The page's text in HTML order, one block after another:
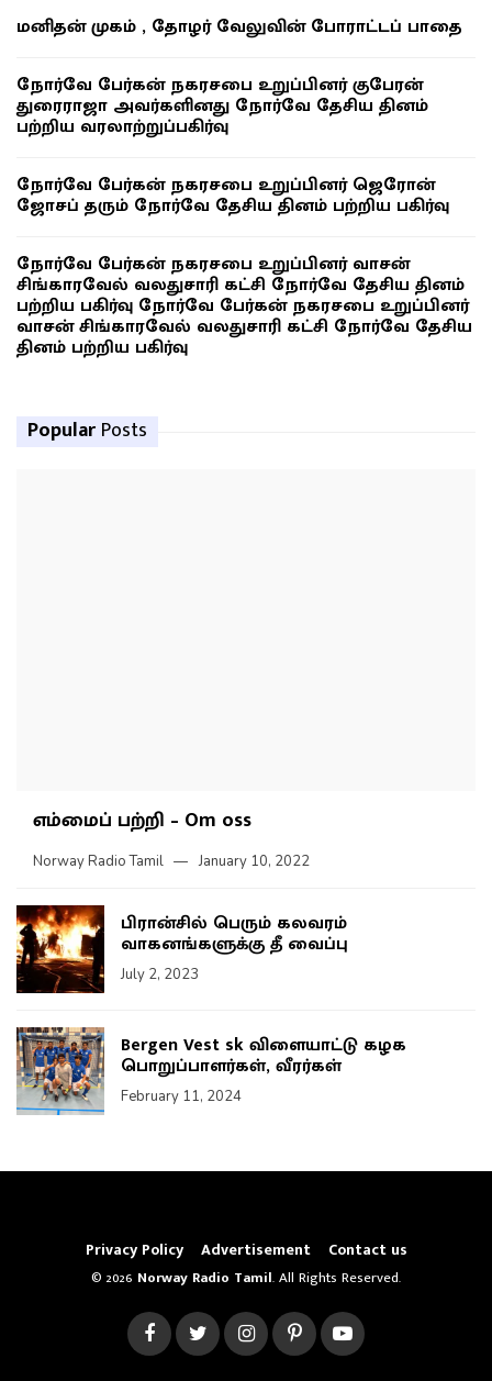
மனிதன் முகம் , தோழர் வேலுவின் போராட்டப் பாதை
நோர்வே பேர்கன் நகரசபை உறுப்பினர் குபேரன்
துரைராஜா அவர்களினது நோர்வே தேசிய தினம்
பற்றிய வரலாற்றுப்பகிர்வு
நோர்வே பேர்கன் நகரசபை உறுப்பினர் ஜெரோன்
ஜோசப் தரும் நோர்வே தேசிய தினம் பற்றிய பகிர்வு
நோர்வே பேர்கன் நகரசபை உறுப்பினர் வாசன்
சிங்காரவேல் வலதுசாரி கட்சி நோர்வே தேசிய தினம்
பற்றிய பகிர்வு நோர்வே பேர்கன் நகரசபை உறுப்பினர்
வாசன் சிங்காரவேல் வலதுசாரி கட்சி நோர்வே தேசிய
தினம் பற்றிய பகிர்வு
Popular Posts
எம்மைப் பற்றி – Om oss
Norway Radio Tamil January 10, 2022
பிரான்சில் பெரும் கலவரம்
வாகனங்களுக்கு தீ வைப்பு
July 2, 2023
Bergen Vest sk விளையாட்டு கழக
பொறுப்பாளர்கள், வீரர்கள்
February 11, 2024
Privacy Policy Advertisement Contact us
© 2026 Norway Radio Tamil. All Rights Reserved.